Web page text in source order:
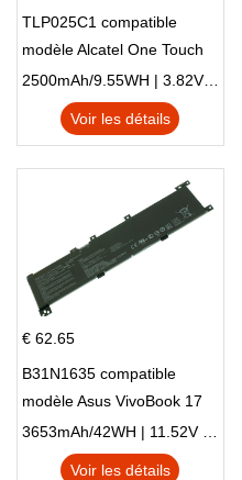
TLP025C1 compatible
modèle Alcatel One Touch
Pop 4 Plus OT-5056D
2500mAh/9.55WH | 3.82V | Li-ion ...
Voir les détails
€ 62.65
B31N1635 compatible
modèle Asus VivoBook 17
X705NC X705UA X705UV
X705UN X705UD
Voir les détails